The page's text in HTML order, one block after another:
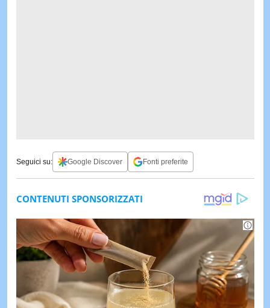
Seguici su: Google Discover Fonti preferite